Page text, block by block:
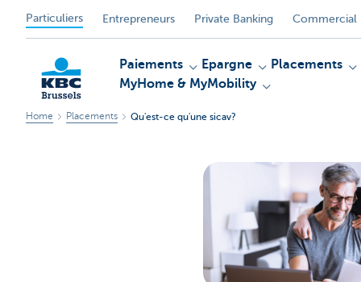
Particuliers Entrepreneurs Private Banking Commercial
Paiements Epargne
Placements
MyHome & MyMobility
Home Placements Qu'est-ce qu'une sicav?